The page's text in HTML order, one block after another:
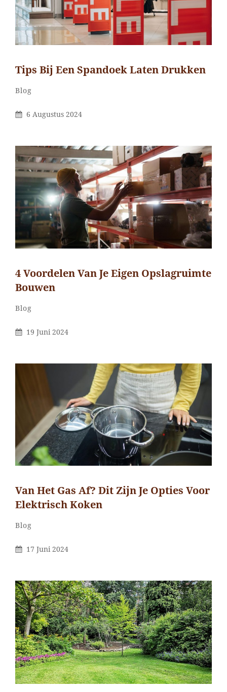
Tips Bij Een Spandoek Laten Drukken
Categorieën
Blog
Gepubliceerd
6 Augustus 2024
4 Voordelen Van Je Eigen Opslagruimte
Bouwen
Categorieën
Blog
Gepubliceerd
19 Juni 2024
Van Het Gas Af? Dit Zijn Je Opties Voor
Elektrisch Koken
Categorieën
Blog
Gepubliceerd
17 Juni 2024